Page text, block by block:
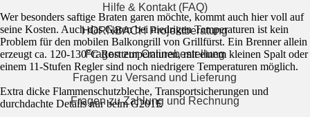
Wer besonders saftige Braten garen möchte, kommt auch hier voll auf
seine Kosten. Auch das Garen bei niedrigen Temperaturen ist kein
Problem für den mobilen Balkongrill von Grillfürst. Ein Brenner allein
erzeugt ca. 120-130°C Rosttemperaturen, mit einem kleinen Spalt oder
einem 11-Stufen Regler sind noch niedrigere Temperaturen möglich.
Extra dicke Flammenschutzbleche, Transportsicherungen und
durchdachte Details nur beim G201E
Hilfe & Kontakt (FAQ)
HORNBACH Projektberatung
Fragen zur Onlinebestellung
Fragen zu Versand und Lieferung
Fragen zu Zahlung und Rechnung